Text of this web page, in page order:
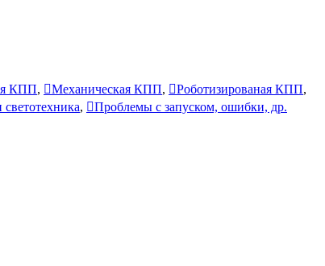
КПП, Механическая КПП, Роботизированая КПП,
,
Проблемы с запуском, ошибки, др.